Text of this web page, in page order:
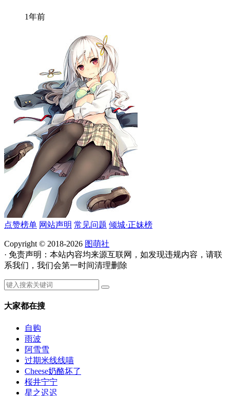
1年前
点赞榜单 网站声明 常见问题 倾城·正妹榜
Copyright © 2018-2026 图萌社
· 免责声明：本站内容均来源互联网，如发现违规内容，请联
系我们，我们会第一时间清理删除
大家都在搜
自购
雨波
阿雪雪
过期米线线喵
Cheese奶酪坏了
桜井宁宁
星之迟迟